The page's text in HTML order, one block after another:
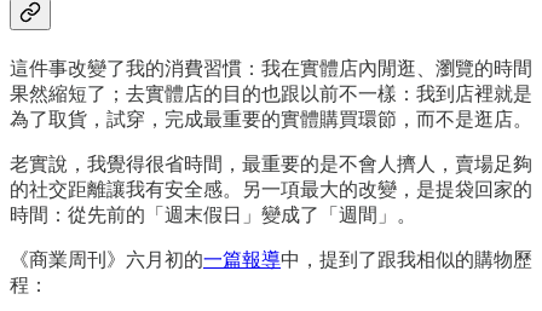
這件事改變了我的消費習慣：我在實體店內閒逛、瀏覽的時間
果然縮短了；去實體店的目的也跟以前不一樣：我到店裡就是
為了取貨，試穿，完成最重要的實體購買環節，而不是逛店。
老實說，我覺得很省時間，最重要的是不會人擠人，賣場足夠
的社交距離讓我有安全感。另一項最大的改變，是提袋回家的
時間：從先前的「週末假日」變成了「週間」。
《商業周刊》六月初的一篇報導中，提到了跟我相似的購物歷
程：